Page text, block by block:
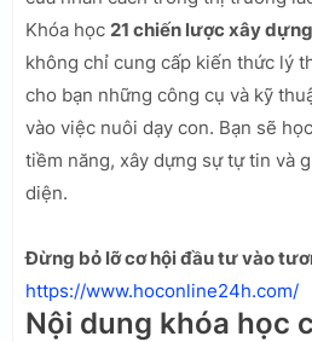
Khóa học 21 chiến lược xây
không chỉ cung cấp kiến thức lý
cho bạn những công cụ và kỹ
vào việc nuôi dạy con. Bạn sẽ
tiềm năng, xây dựng sự tự tin và
diện.
Đừng bỏ lỡ cơ hội đầu tư vào
https://www.hoconline24h.com/
Nội dung khóa học